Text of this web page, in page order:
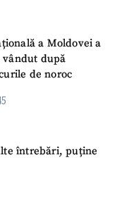
a Moldovei a
vândut după
de noroc
întrebări, puține